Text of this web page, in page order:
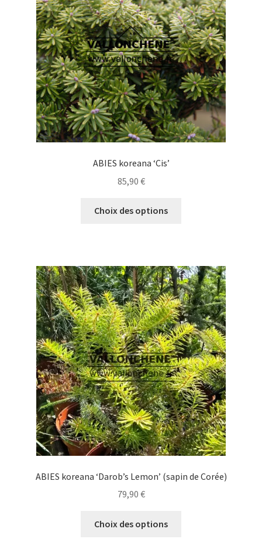
être
choisies
sur
la
page
du
produit
ABIES koreana ‘Cis’
85,90 €
Choix des options
Les
options
peuvent
être
choisies
sur
la
page
du
produit
ABIES koreana ‘Darob’s Lemon’ (sapin de Corée)
79,90 €
Choix des options